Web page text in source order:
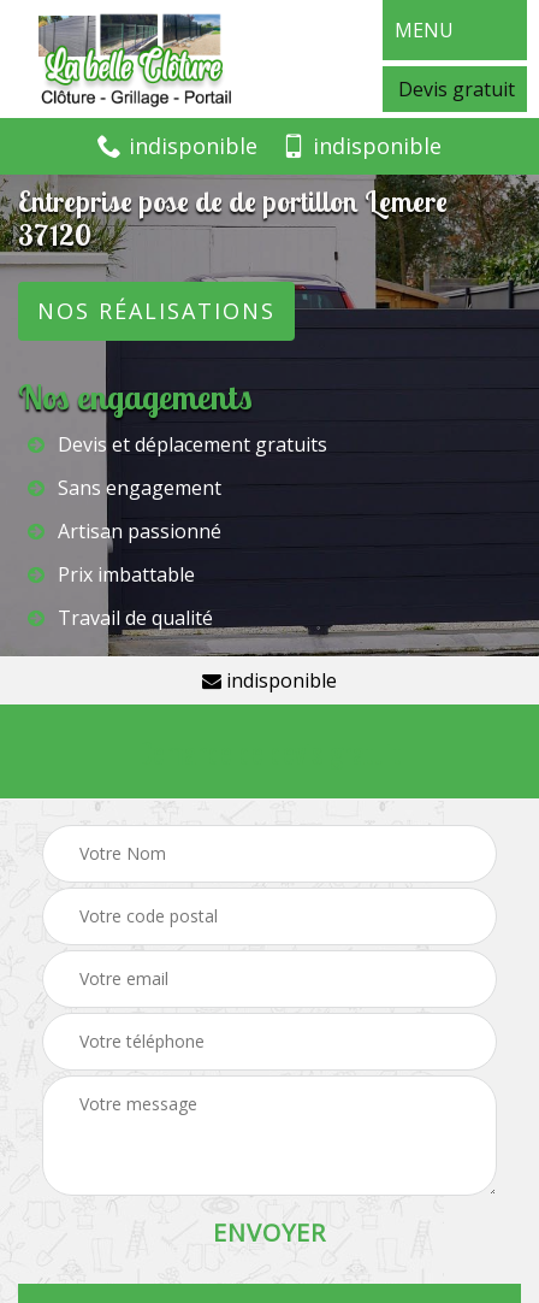
MENU
Devis gratuit
indisponible indisponible
Entreprise pose de de portillon Lemere
37120
NOS RÉALISATIONS
Nos engagements
Devis et déplacement gratuits
Sans engagement
Artisan passionné
Prix imbattable
Travail de qualité
indisponible